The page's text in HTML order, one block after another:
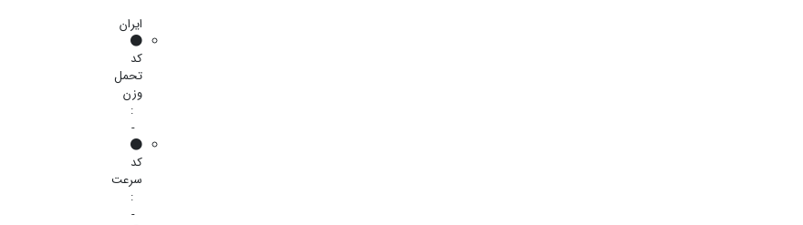
ایران
کد
تحمل
وزن
:
-
کد
سرعت
:
-